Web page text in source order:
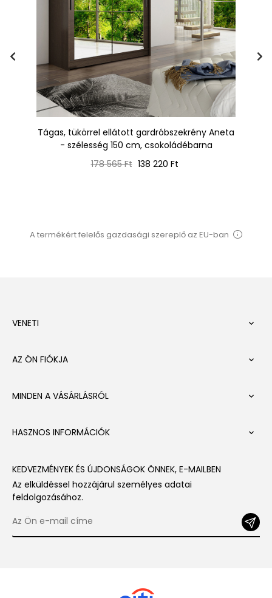
Tágas, tükörrel ellátott gardróbszekrény Aneta
- szélesség 150 cm, csokoládébarna
Normál
178 565 Ft Ár
138 220 Ft
A termékért felelős gazdasági szereplő az EU-ban
VENETI 
AZ ÖN FIÓKJA 
MINDEN A VÁSÁRLÁSRÓL 
HASZNOS INFORMÁCIÓK 
KEDVEZMÉNYEK ÉS ÚJDONSÁGOK ÖNNEK, E-MAILBEN
Az elküldéssel hozzájárul személyes adatai
feldolgozásához.